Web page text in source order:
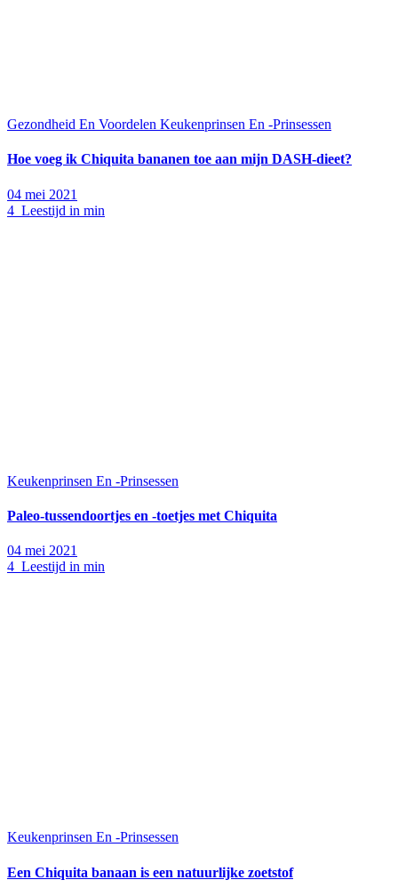
Gezondheid En Voordelen Keukenprinsen En -Prinsessen
Hoe voeg ik Chiquita bananen toe aan mijn DASH-dieet?
04 mei 2021
4 Leestijd in min
Keukenprinsen En -Prinsessen
Paleo-tussendoortjes en -toetjes met Chiquita
04 mei 2021
4 Leestijd in min
Keukenprinsen En -Prinsessen
Een Chiquita banaan is een natuurlijke zoetstof